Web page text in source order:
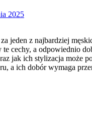
2025
jeden z najbardziej
te cechy, a odpowiednio
jak ich stylizacja może
a ich dobór wymaga